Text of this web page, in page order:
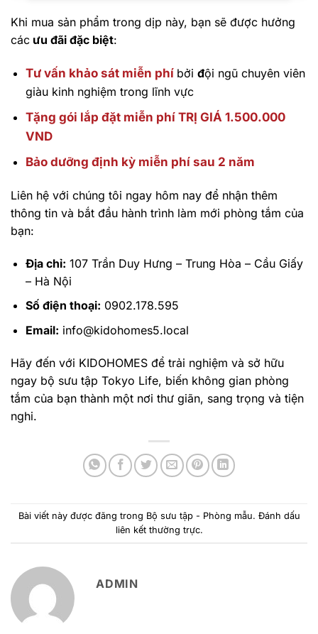
Khi mua sản phẩm trong dịp này, bạn sẽ được hưởng
các ưu đãi đặc biệt:
Tư vấn khảo sát miễn phí bởi đội ngũ chuyên viên
giàu kinh nghiệm trong lĩnh vực
Tặng gói lắp đặt miễn phí TRỊ GIÁ 1.500.000
VND
Bảo dưỡng định kỳ miễn phí sau 2 năm
Liên hệ với chúng tôi ngay hôm nay để nhận thêm
thông tin và bắt đầu hành trình làm mới phòng tắm của
bạn:
Địa chỉ: 107 Trần Duy Hưng – Trung Hòa – Cầu Giấy
– Hà Nội
Số điện thoại: 0902.178.595
Email: info@kidohomes5.local
Hãy đến với KIDOHOMES để trải nghiệm và sở hữu
ngay bộ sưu tập Tokyo Life, biến không gian phòng
tắm của bạn thành một nơi thư giãn, sang trọng và tiện
nghi.
Bài viết này được đăng trong Bộ sưu tập - Phòng mẫu. Đánh dấu
liên kết thường trực.
ADMIN